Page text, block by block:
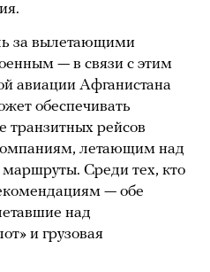
за вылетающими
— в связи с этим
авиации Афганистана
обеспечивать
транзитных рейсов
летающим над
Среди тех, кто
— обе
над
и грузовая